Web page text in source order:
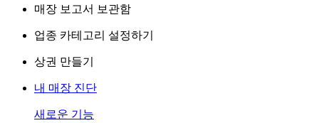
매장 보고서 보관함
업종 카테고리 설정하기
상권 만들기
내 매장 진단
새로운 기능